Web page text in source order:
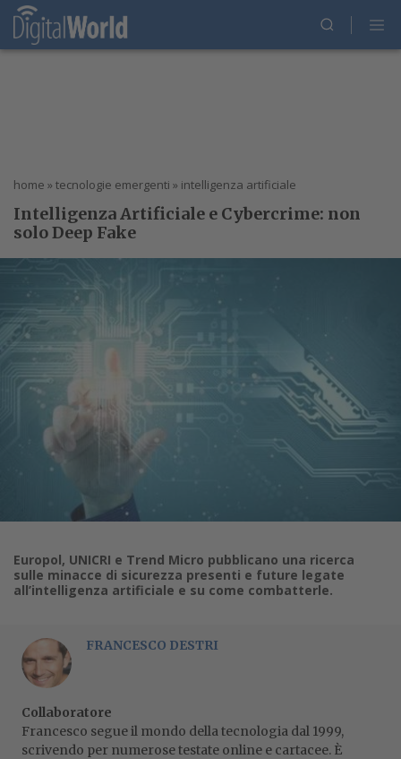
home » tecnologie emergenti » intelligenza artificiale
Intelligenza Artificiale e Cybercrime: non
solo Deep Fake
Europol, UNICRI e Trend Micro pubblicano una ricerca
sulle minacce di sicurezza presenti e future legate
all’intelligenza artificiale e su come combatterle.
FRANCESCO DESTRI
Collaboratore
Francesco segue il mondo della tecnologia dal 1999,
scrivendo per numerose testate online e cartacee. È